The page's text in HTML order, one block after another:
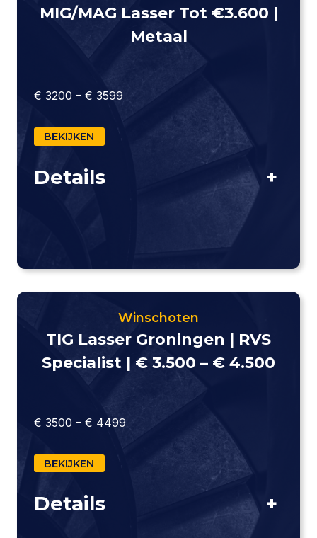
MIG/MAG Lasser Tot €3.600 |
Metaal
€ 3200 – € 3599
BEKIJKEN
Details +
Winschoten
TIG Lasser Groningen | RVS
Specialist | € 3.500 – € 4.500
€ 3500 – € 4499
BEKIJKEN
Details +